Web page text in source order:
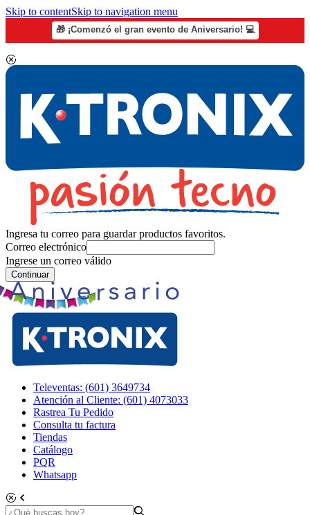
Skip to contentSkip to navigation menu
🎁 ¡Comenzó el gran evento de Aniversario! 💻
Ingresa tu correo para guardar productos favoritos.
Correo electrónico
Ingrese un correo válido
Continuar
Televentas: (601) 3649734
Atención al Cliente: (601) 4073033
Rastrea Tu Pedido
Consulta tu factura
Tiendas
Catálogo
PQR
Whatsapp